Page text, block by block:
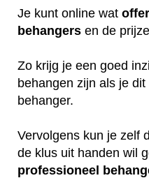
Je kunt online wat
behangers en de
Zo krijg je een goed
behangen zijn als je
behanger.
Vervolgens kun je zelf
de klus uit handen wil
professioneel